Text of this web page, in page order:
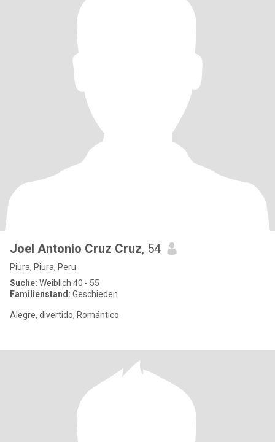
Joel Antonio Cruz Cruz, 54
Piura, Piura, Peru
Suche: Weiblich 40 - 55
Familienstand: Geschieden
Alegre, divertido, Romántico